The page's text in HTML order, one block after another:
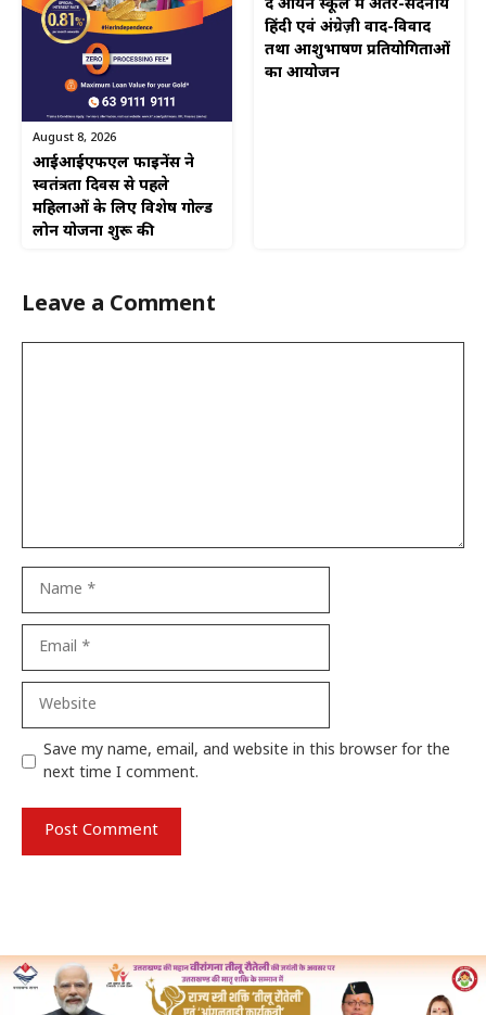
August 8, 2026
आईआईएफएल फाइनेंस ने
स्वतंत्रता दिवस से पहले
महिलाओं के लिए विशेष गोल्ड
लोन योजना शुरू की
द आर्यन स्कूल में अंतर-सदनीय
हिंदी एवं अंग्रेज़ी वाद-विवाद
तथा आशुभाषण प्रतियोगिताओं
का आयोजन
Leave a Comment
Save my name, email, and website in this browser for the
next time I comment.